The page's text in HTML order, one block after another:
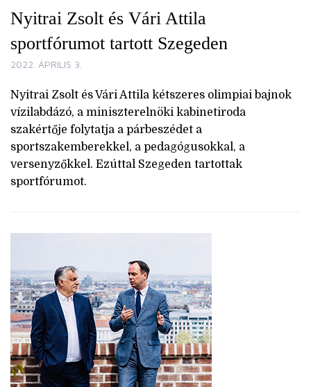
Nyitrai Zsolt és Vári Attila
sportfórumot tartott Szegeden
2022. ÁPRILIS 3.
Nyitrai Zsolt és Vári Attila kétszeres olimpiai bajnok
vízilabdázó, a miniszterelnöki kabinetiroda
szakértője folytatja a párbeszédet a
sportszakemberekkel, a pedagógusokkal, a
versenyzőkkel. Ezúttal Szegeden tartottak
sportfórumot.